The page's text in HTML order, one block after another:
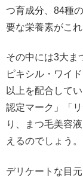
つ育成分、84種
要な栄養素がこ
その中には3大ま
ピキシル・ワイ
以上を配合して
認定マーク」「
り、まつ毛美容
えるのでしょう。
デリケートな目